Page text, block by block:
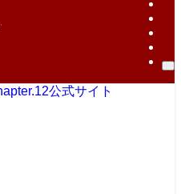
う最高峰のコンテスト！